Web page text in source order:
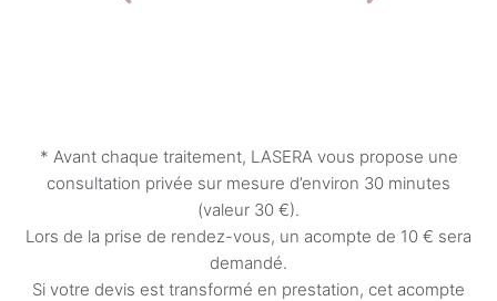
* Avant chaque traitement, LASERA vous propose une
consultation privée sur mesure d’environ 30 minutes
(valeur 30 €).
Lors de la prise de rendez-vous, un acompte de 10 € sera
demandé.
Si votre devis est transformé en prestation, cet acompte